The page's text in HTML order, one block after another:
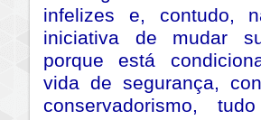
infelizes e, contudo,
iniciativa de mudar
porque está
vida de segurança,
conservadorismo,